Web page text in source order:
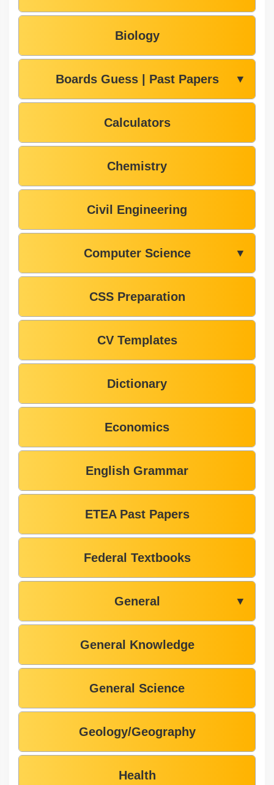
Biology
Boards Guess | Past Papers ▼
Calculators
Chemistry
Civil Engineering
Computer Science ▼
CSS Preparation
CV Templates
Dictionary
Economics
English Grammar
ETEA Past Papers
Federal Textbooks
General ▼
General Knowledge
General Science
Geology/Geography
Health